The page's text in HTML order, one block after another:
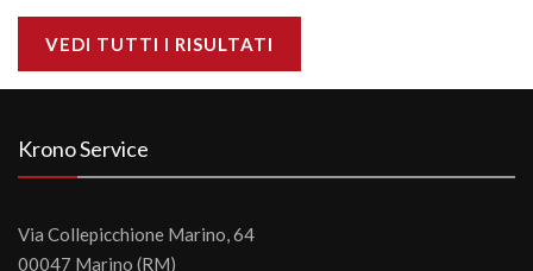
VEDI TUTTI I RISULTATI
Krono Service
Via Collepicchione Marino, 64
00047 Marino (RM)